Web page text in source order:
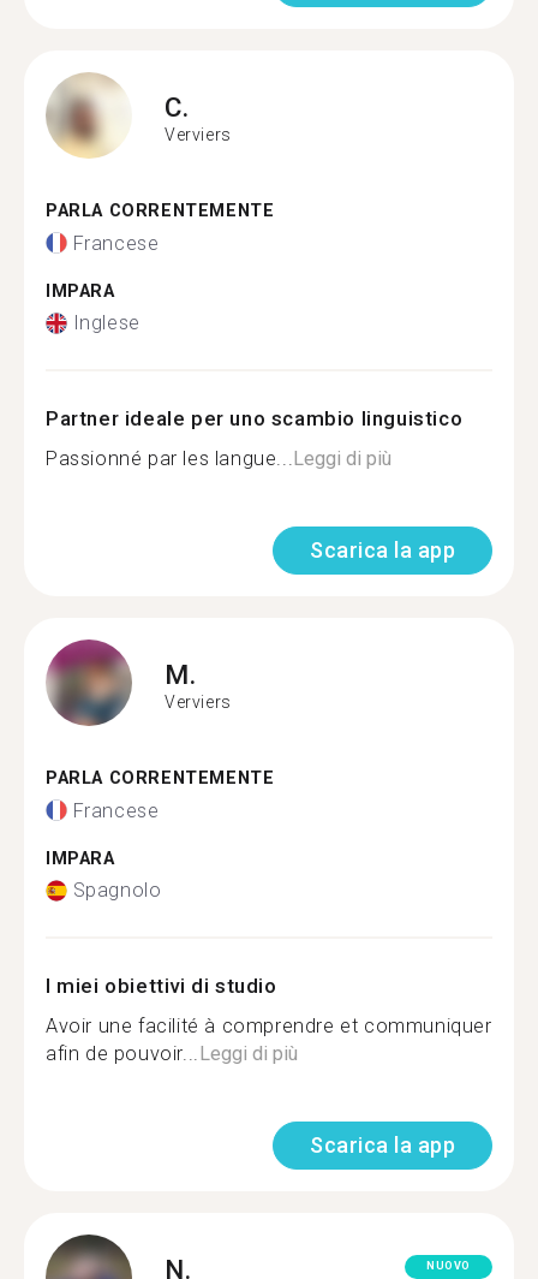
C.
Verviers
PARLA CORRENTEMENTE
Francese
IMPARA
Inglese
Partner ideale per uno scambio linguistico
Passionné par les langue...Leggi di più
Scarica la app
M.
Verviers
PARLA CORRENTEMENTE
Francese
IMPARA
Spagnolo
I miei obiettivi di studio
Avoir une facilité à comprendre et communiquer
afin de pouvoir...Leggi di più
Scarica la app
N. NUOVO